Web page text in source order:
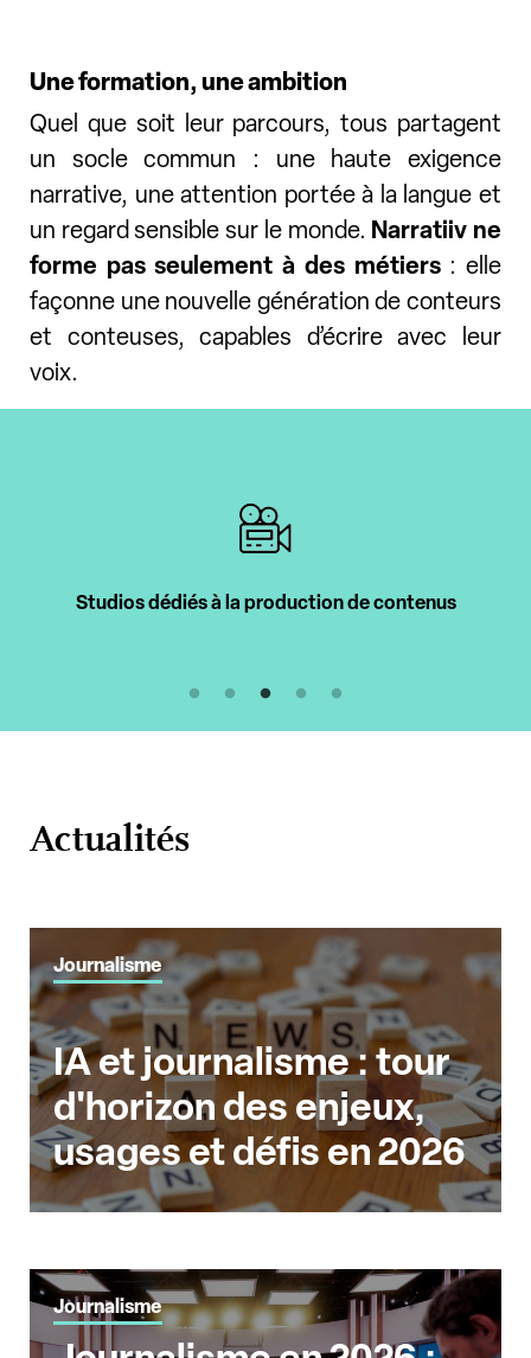
Une formation, une ambition
Quel que soit leur parcours, tous partagent
un socle commun : une haute exigence
narrative, une attention portée à la langue et
un regard sensible sur le monde. Narratiiv ne
forme pas seulement à des métiers: elle
façonne une nouvelle génération de conteurs
et conteuses, capables d’écrire avec leur
voix.
Studios dédiés à la production de contenus
Actualités
Journalisme
IA et journalisme : tour
d'horizon des enjeux,
usages et défis en 2026
Journalisme